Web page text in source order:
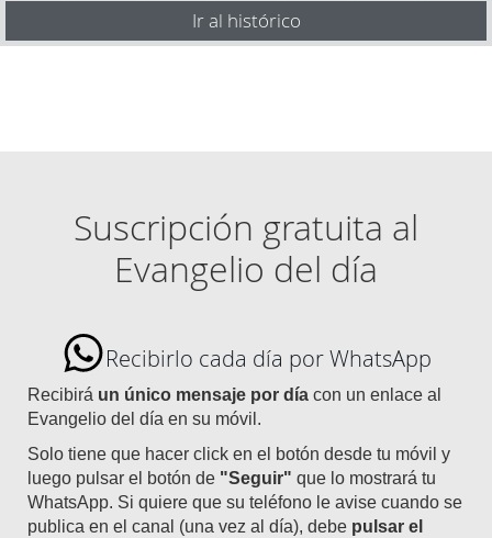
Ir al histórico
Suscripción gratuita al
Evangelio del día
Recibirlo cada día por WhatsApp
Recibirá un único mensaje por día con un enlace al
Evangelio del día en su móvil.
Solo tiene que hacer click en el botón desde tu móvil y
luego pulsar el botón de "Seguir" que lo mostrará tu
WhatsApp. Si quiere que su teléfono le avise cuando se
publica en el canal (una vez al día), debe pulsar el